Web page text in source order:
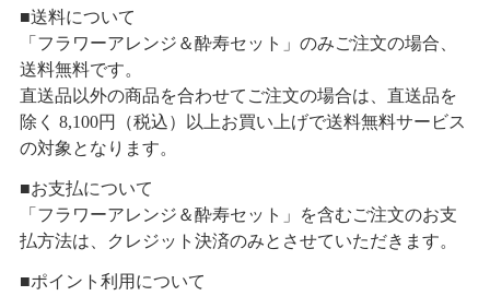
■送料について
「フラワーアレンジ＆酔寿セット」のみご注文の場合、
送料無料です。
直送品以外の商品を合わせてご注文の場合は、直送品を
除く 8,100円（税込）以上お買い上げで送料無料サービス
の対象となります。
■お支払について
「フラワーアレンジ＆酔寿セット」を含むご注文のお支
払方法は、クレジット決済のみとさせていただきます。
■ポイント利用について